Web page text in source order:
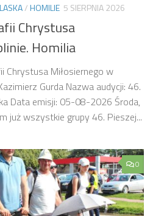
/HOMILIE 5 SIERPNIA 2026
Chrystusa
Homilia
Chrystusa Miłosiernego w
Gurda Nazwa audycji: 46.
Data emisji: 05-08-2026 Środa,
już wszystkie grupy 46. Pieszej...
0